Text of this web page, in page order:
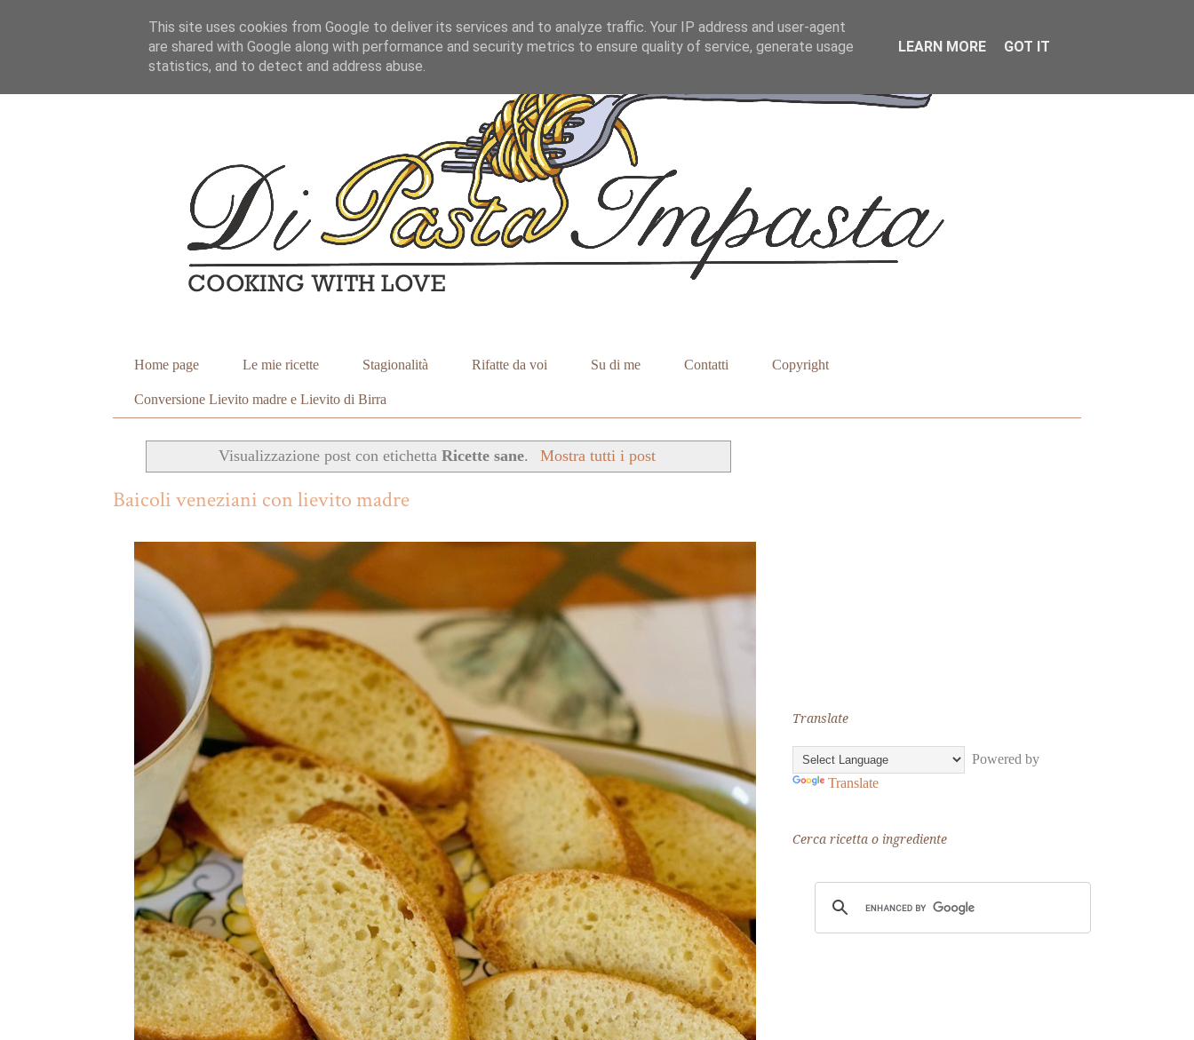
Home page Le mie ricette Stagionalità Rifatte da voi Su di me Contatti Copyright
Conversione Lievito madre e Lievito di Birra
Visualizzazione post con etichettaRicette sane. Mostra tutti i post
Baicoli veneziani con lievito madre
Translate
Powered by
Translate
Cerca ricetta o ingrediente
This site uses cookies from Google to deliver its services and to analyze traffic. Your IP address and user-agent
are shared with Google along with performance and security metrics to ensure quality of service, generate usage
statistics, and to detect and address abuse.
LEARN MORE GOT IT